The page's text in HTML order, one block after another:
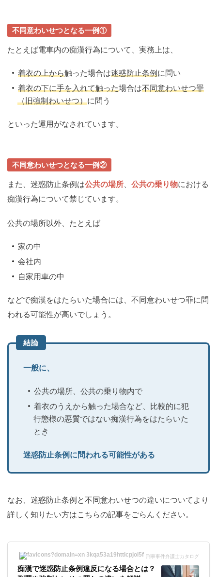
不同意わいせつとなる一例①
たとえば電車内の痴漢行為について、実務上は、
着衣の上から触った場合は迷惑防止条例に問い
着衣の下に手を入れて触った場合は不同意わいせつ罪
（旧強制わいせつ）に問う
といった運用がなされています。
不同意わいせつとなる一例②
また、迷惑防止条例は公共の場所 公共の乗り物における
痴漢行為について禁じています。
公共の場所以外、たとえば
家の中
会社内
自家用車の中
などで痴漢をはたらいた場合には、不同意わいせつ罪に問
われる可能性が高いでしょう。
結論
一般に、
公共の場所、公共の乗り物内で
着衣のうえから触った場合など、比較的に犯
行態様の悪質ではない痴漢行為をはたらいた
とき
迷惑防止条例に問われる可能性がある
なお、迷惑防止条例と不同意わいせつの違いについてより
詳しく知りたい方はこちらの記事をごらんください。
刑事事件弁護士カタログ
痴漢で迷惑防止条例違反になる場合とは？